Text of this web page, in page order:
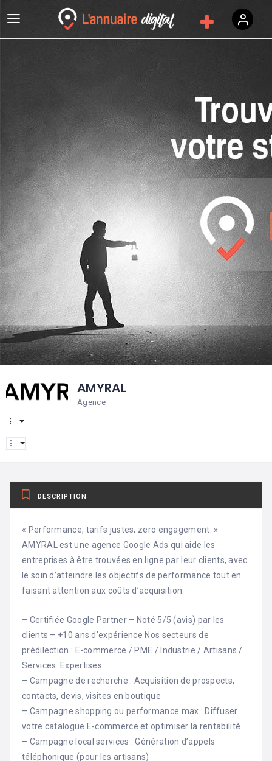
AMYRAL
Agence
DESCRIPTION
« Performance, tarifs justes, zero engagement. »
AMYRAL est une agence Google Ads qui aide les
entreprises à être trouvées en ligne par leur clients, avec
le soin d’atteindre les objectifs de performance tout en
faisant attention aux coûts d’acquisition.
– Certifiée Google Partner – Noté 5/5 (avis) par les
clients – +10 ans d’expérience Nos secteurs de
prédilection : E-commerce / PME / Industrie / Artisans /
Services. Expertises
– Campagne de recherche : Acquisition de prospects,
contacts, devis, visites en boutique
– Campagne shopping ou performance max : Diffuser
votre catalogue E-commerce et optimiser la rentabilité
– Campagne local services : Génération d’appels
téléphonique (pour les artisans)